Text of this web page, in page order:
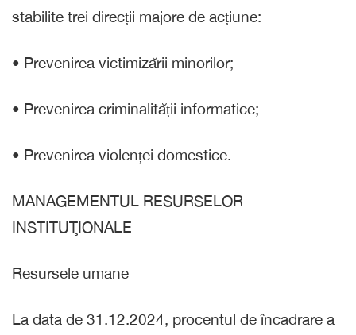
stabilite trei direcții majore de acțiune:
• Prevenirea victimizării minorilor;
• Prevenirea criminalității informatice;
• Prevenirea violenței domestice.
MANAGEMENTUL RESURSELOR
INSTITUŢIONALE
Resursele umane
La data de 31.12.2024, procentul de încadrare a